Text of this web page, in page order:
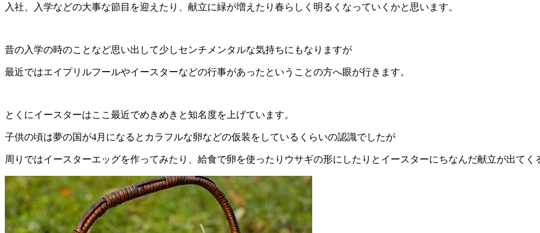
入社、入学などの大事な節目を迎えたり、献立に緑が増えたり春らしく明るくなっていくかと思います。
昔の入学の時のことなど思い出して少しセンチメンタルな気持ちにもなりますが
最近ではエイプリルフールやイースターなどの行事があったということの方へ眼が行きます。
とくにイースターはここ最近でめきめきと知名度を上げています。
子供の頃は夢の国が4月になるとカラフルな卵などの仮装をしているくらいの認識でしたが
周りではイースターエッグを作ってみたり、給食で卵を使ったりウサギの形にしたりとイースターにちなんだ献立が出てく